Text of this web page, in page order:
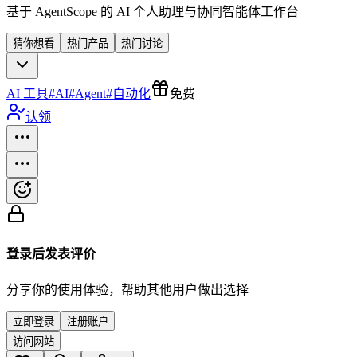
基于 AgentScope 的 AI 个人助理与协同智能体工作台
猜你想看 热门产品 热门讨论
AI 工具#AI#Agent#自动化
免费
认领
登录后发表评价
分享你的使用体验，帮助其他用户做出选择
立即登录
注册账户
访问网站